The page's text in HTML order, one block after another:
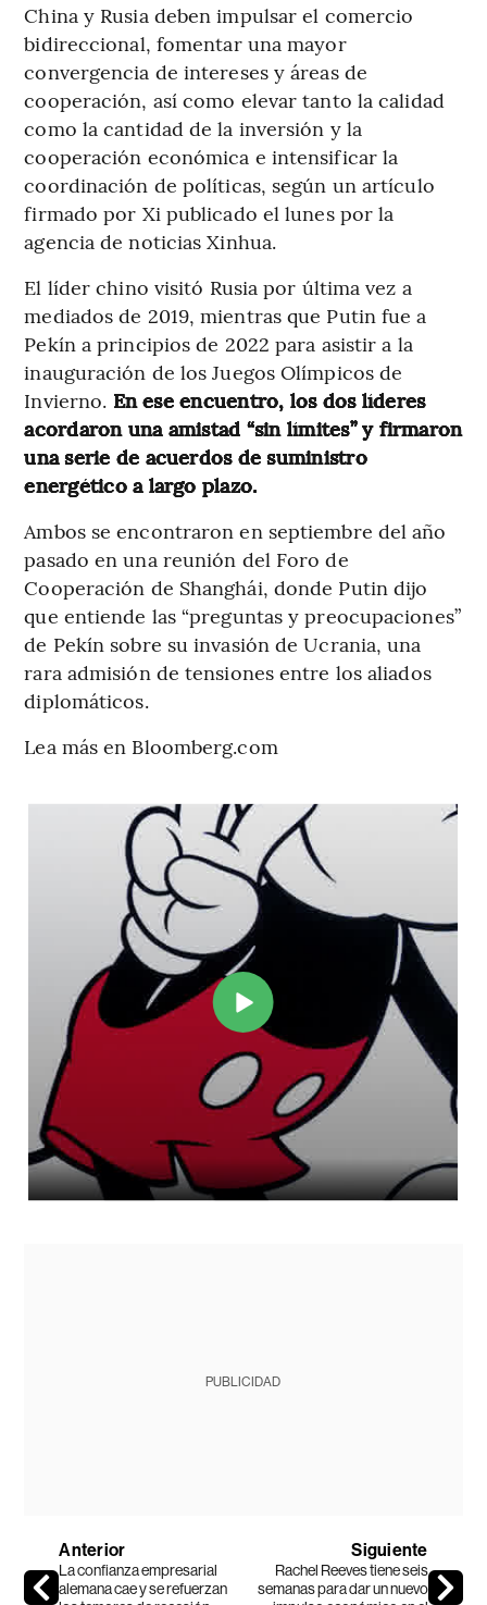
China y Rusia deben impulsar el comercio
bidireccional, fomentar una mayor
convergencia de intereses y áreas de
cooperación, así como elevar tanto la calidad
como la cantidad de la inversión y la
cooperación económica e intensificar la
coordinación de políticas, según un artículo
firmado por Xi publicado el lunes por la
agencia de noticias Xinhua.
El líder chino visitó Rusia por última vez a
mediados de 2019, mientras que Putin fue a
Pekín a principios de 2022 para asistir a la
inauguración de los Juegos Olímpicos de
Invierno. En ese encuentro, los dos líderes
acordaron una amistad “sin límites” y firmaron
una serie de acuerdos de suministro
energético a largo plazo.
Ambos se encontraron en septiembre del año
pasado en una reunión del Foro de
Cooperación de Shanghái, donde Putin dijo
que entiende las “preguntas y preocupaciones”
de Pekín sobre su invasión de Ucrania, una
rara admisión de tensiones entre los aliados
diplomáticos.
Lea más en Bloomberg.com
PUBLICIDAD
Anterior
La confianza empresarial
alemana cae y se refuerzan
Siguiente
Rachel Reeves tiene seis
semanas para dar un nuevo